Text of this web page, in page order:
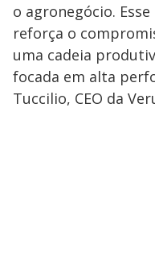
o agronegócio.
reforça o
uma cadeia
focada em alta
Tuccilio, CEO da